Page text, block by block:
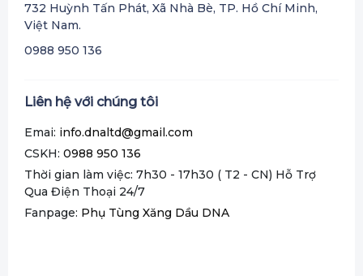
732 Huỳnh Tấn Phát, Xã Nhà Bè, TP. Hồ Chí Minh,
Việt Nam.
0988 950 136
Liên hệ với chúng tôi
Emai: info.dnaltd@gmail.com
CSKH: 0988 950 136
Thời gian làm việc: 7h30 - 17h30 ( T2 - CN) Hỗ Trợ
Qua Điện Thoại 24/7
Fanpage: Phụ Tùng Xăng Dầu DNA